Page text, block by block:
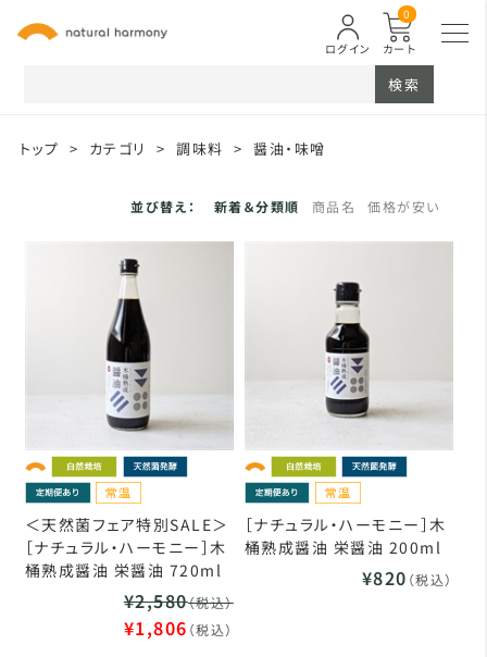
カート
0
ログイン
検索
トップ > カテゴリ > 調味料 > 醤油・味噌
並び替え： 新着＆分類順 商品名 価格が安い
＜天然菌フェア特別SALE＞
［ナチュラル・ハーモニー］木
桶熟成醤油 栄醤油 720ml
¥2,580（税込）
¥1,806 （税込）
［ナチュラル・ハーモニー］木
桶熟成醤油 栄醤油 200ml
¥820 （税込）